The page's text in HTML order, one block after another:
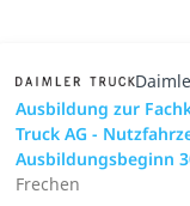
Ausbildung zur
Truck AG -
Ausbildungsbeginn
Frechen